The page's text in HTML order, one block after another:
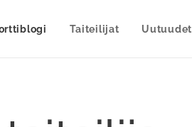
Taiteilijat Uutuudet